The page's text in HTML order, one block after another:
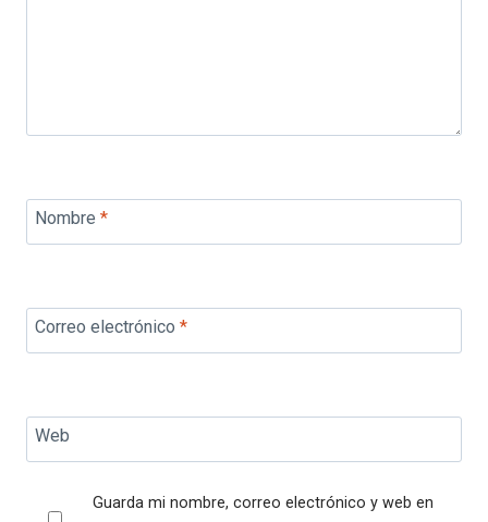
Nombre *
Correo electrónico *
Web
Guarda mi nombre, correo electrónico y web en